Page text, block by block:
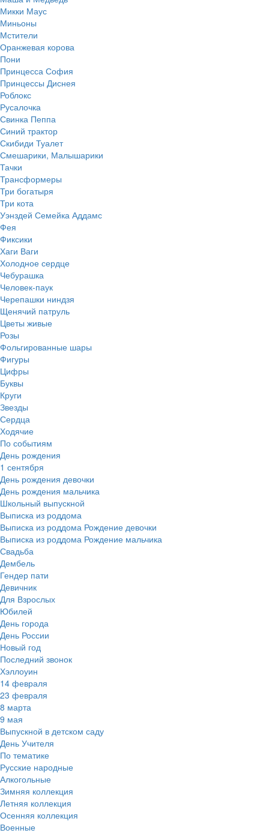
Микки Маус
Миньоны
Мстители
Оранжевая корова
Пони
Принцесса София
Принцессы Диснея
Роблокс
Русалочка
Свинка Пеппа
Синий трактор
Скибиди Туалет
Смешарики, Малышарики
Тачки
Трансформеры
Три богатыря
Три кота
Уэнздей Семейка Аддамс
Фея
Фиксики
Хаги Ваги
Холодное сердце
Чебурашка
Человек-паук
Черепашки ниндзя
Щенячий патруль
Цветы живые
Розы
Фольгированные шары
Фигуры
Цифры
Буквы
Круги
Звезды
Сердца
Ходячие
По событиям
День рождения
1 сентября
День рождения девочки
День рождения мальчика
Школьный выпускной
Выписка из роддома
Выписка из роддома Рождение девочки
Выписка из роддома Рождение мальчика
Свадьба
Дембель
Гендер пати
Девичник
Для Взрослых
Юбилей
День города
День России
Новый год
Последний звонок
Хэллоуин
14 февраля
23 февраля
8 марта
9 мая
Выпускной в детском саду
День Учителя
По тематике
Русские народные
Алкогольные
Зимняя коллекция
Летняя коллекция
Осенняя коллекция
Военные